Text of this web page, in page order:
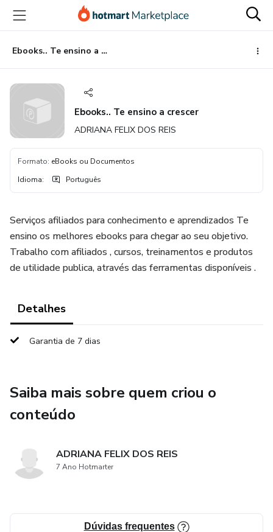
para
conteúdo
principal
para
pagamento
para
rodapé
Ebooks.. Te ensino a crescer
Ebooks.. Te ensino a crescer
ADRIANA FELIX DOS REIS
Formato: eBooks ou Documentos
Idioma: Português
Serviços afiliados para conhecimento e aprendizados Te
ensino os melhores ebooks para chegar ao seu objetivo.
Trabalho com afiliados , cursos, treinamentos e produtos
de utilidade publica, através das ferramentas disponíveis .
Detalhes
Garantia de 7 dias
Saiba mais sobre quem criou o
conteúdo
ADRIANA FELIX DOS REIS
7 Ano Hotmarter
Dúvidas frequentes